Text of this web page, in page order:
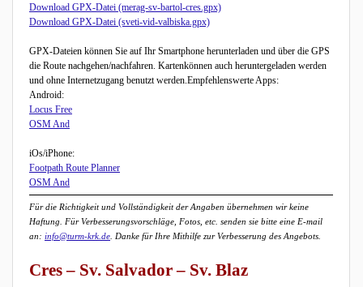
Download GPX-Datei (merag-sv-bartol-cres.gpx)
Download GPX-Datei (sveti-vid-valbiska.gpx)
GPX-Dateien können Sie auf Ihr Smartphone herunterladen und über die GPS
die Route nachgehen/nachfahren. Kartenkönnen auch heruntergeladen werden
und ohne Internetzugang benutzt werden.Empfehlenswerte Apps:
Android:
Locus Free
OSM And
iOs/iPhone:
Footpath Route Planner
OSM And
Für die Richtigkeit und Vollständigkeit der Angaben übernehmen wir keine
Haftung. Für Verbesserungsvorschläge, Fotos, etc. senden sie bitte eine E-mail
an: info@turm-krk.de . Danke für Ihre Mithilfe zur Verbesserung des Angebots.
Cres – Sv. Salvador – Sv. Blaz